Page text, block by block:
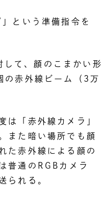
という準備指令を
て、顔のこまかい形
の赤外線ビーム（3万
は「赤外線カメラ」
また暗い場所でも顔
た赤外線による顔の
普通のRGBカメラ
られる。